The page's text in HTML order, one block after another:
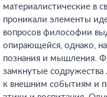
материалистические в
проникали элементы
вопросов философии
опирающейся, однако,
познания и мышления.
замкнутые
к внешним событиям и